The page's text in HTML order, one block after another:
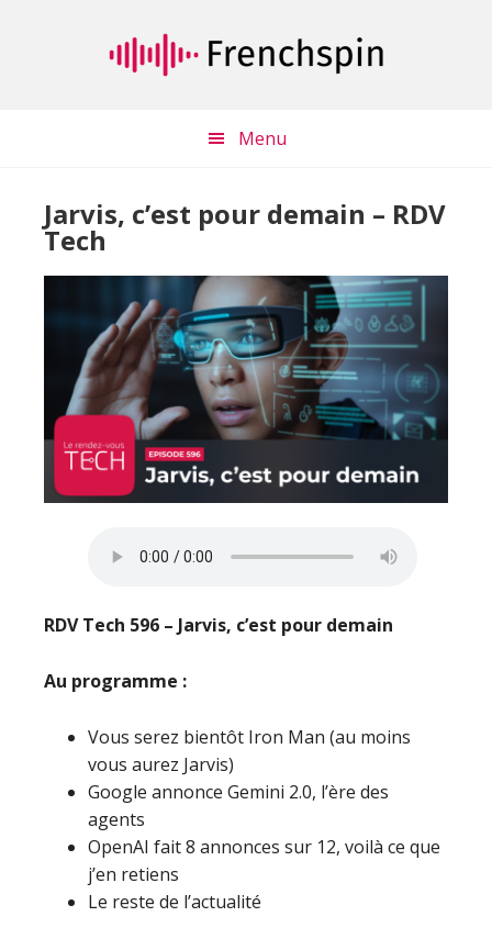
Menu
Jarvis, c’est pour demain – RDV
Tech
RDV Tech 596 – Jarvis, c’est pour demain
Au programme :
Vous serez bientôt Iron Man (au moins
vous aurez Jarvis)
Google annonce Gemini 2.0, l’ère des
agents
OpenAI fait 8 annonces sur 12, voilà ce que
j’en retiens
Le reste de l’actualité